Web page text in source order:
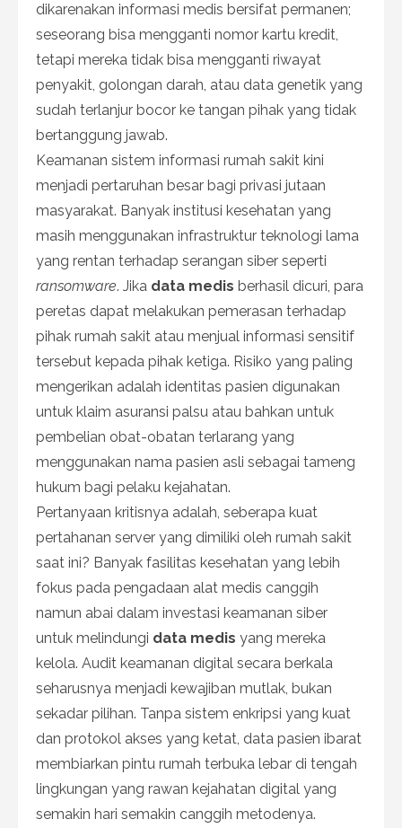
dikarenakan informasi medis bersifat permanen;
seseorang bisa mengganti nomor kartu kredit,
tetapi mereka tidak bisa mengganti riwayat
penyakit, golongan darah, atau data genetik yang
sudah terlanjur bocor ke tangan pihak yang tidak
bertanggung jawab.
Keamanan sistem informasi rumah sakit kini
menjadi pertaruhan besar bagi privasi jutaan
masyarakat. Banyak institusi kesehatan yang
masih menggunakan infrastruktur teknologi lama
yang rentan terhadap serangan siber seperti
ransomware. Jika data medis berhasil dicuri, para
peretas dapat melakukan pemerasan terhadap
pihak rumah sakit atau menjual informasi sensitif
tersebut kepada pihak ketiga. Risiko yang paling
mengerikan adalah identitas pasien digunakan
untuk klaim asuransi palsu atau bahkan untuk
pembelian obat-obatan terlarang yang
menggunakan nama pasien asli sebagai tameng
hukum bagi pelaku kejahatan.
Pertanyaan kritisnya adalah, seberapa kuat
pertahanan server yang dimiliki oleh rumah sakit
saat ini? Banyak fasilitas kesehatan yang lebih
fokus pada pengadaan alat medis canggih
namun abai dalam investasi keamanan siber
untuk melindungi data medis yang mereka
kelola. Audit keamanan digital secara berkala
seharusnya menjadi kewajiban mutlak, bukan
sekadar pilihan. Tanpa sistem enkripsi yang kuat
dan protokol akses yang ketat, data pasien ibarat
membiarkan pintu rumah terbuka lebar di tengah
lingkungan yang rawan kejahatan digital yang
semakin hari semakin canggih metodenya.